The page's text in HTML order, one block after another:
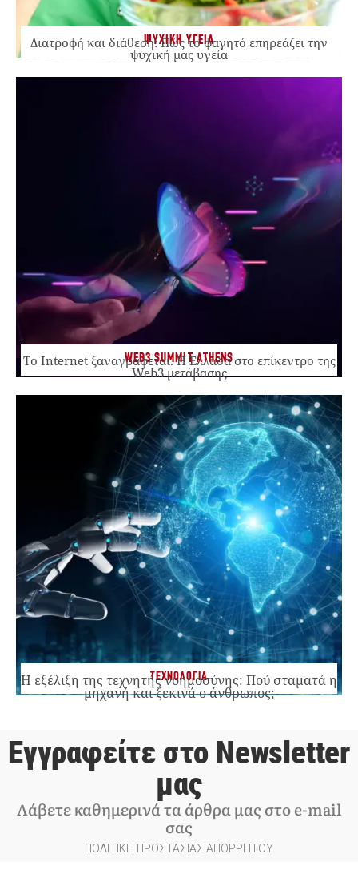
ΨΥΧΙΚΗ ΥΓΕΙΑ
Διατροφή και διάθεση: Πώς το φαγητό επηρεάζει την
ψυχική μας υγεία
WEB3 SUMMIT ATHENS
Το Internet ξαναγράφεται. Η Ελλάδα στο επίκεντρο της
Web3 μετάβασης
ΤΕΧΝΟΛΟΓΙΑ
Η εξέλιξη της τεχνητής νοημοσύνης: Πού σταματά η
μηχανή και ξεκινά ο άνθρωπος;
Εγγραφείτε στο Newsletter
μας
Λάβετε καθημερινά τα άρθρα μας στο e-mail
σας
ΠΟΛΙΤΙΚΗ ΠΡΟΣΤΑΣΙΑΣ ΑΠΟΡΡΗΤΟΥ